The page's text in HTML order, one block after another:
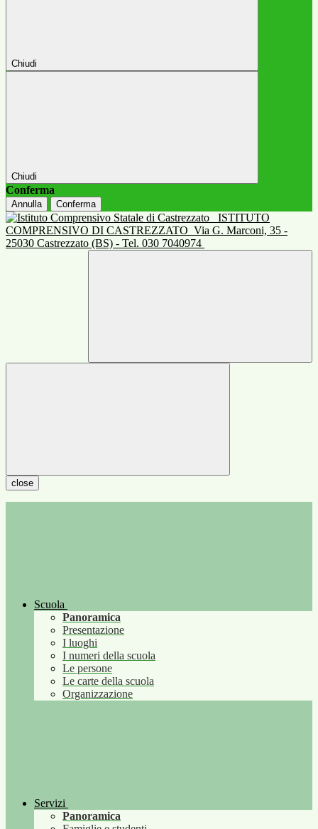
Chiudi
Chiudi
Conferma
Annulla Conferma
ISTITUTO
COMPRENSIVO DI CASTREZZATO Via G. Marconi, 35 -
25030 Castrezzato (BS) - Tel. 030 7040974
close
Scuola
Panoramica
Presentazione
I luoghi
I numeri della scuola
Le persone
Le carte della scuola
Organizzazione
Servizi
Panoramica